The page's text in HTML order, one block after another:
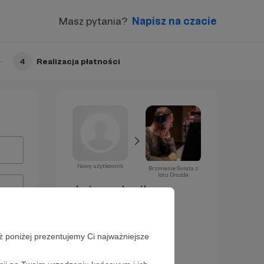
poniżej prezentujemy Ci najważniejsze
Masz pytania? Napisz na czacie
4 Realizacja płatności
Nowy użytkownik
Brzmienie Świata z
lotu Drozda
Już za chwilę